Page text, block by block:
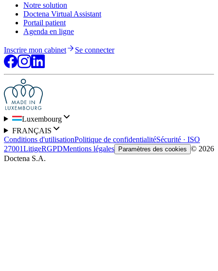
Notre solution
Doctena Virtual Assistant
Portail patient
Agenda en ligne
Inscrire mon cabinet Se connecter
Luxembourg
FRANÇAIS
Conditions d'utilisationPolitique de confidentialitéSécurité · ISO
27001LitigeRGPDMentions légales Paramètres des cookies © 2026
Doctena S.A.